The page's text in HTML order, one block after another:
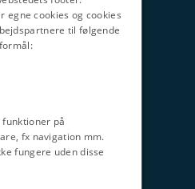
Studier
egne cookies og cookies
til følgende
formål:
på
fx navigation mm.
fungere uden disse